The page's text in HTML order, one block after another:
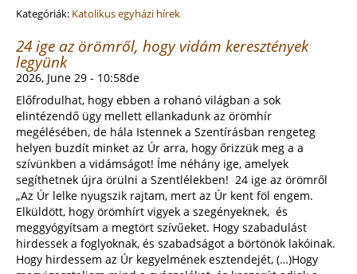
Kategóriák: Katolikus egyházi hírek
24 ige az örömről, hogy vidám keresztények
legyünk
2026, June 29 - 10:58de
Előfrodulhat, hogy ebben a rohanó világban a sok
elintézendő ügy mellett ellankadunk az örömhír
megélésében, de hála Istennek a Szentírásban rengeteg
helyen buzdít minket az Úr arra, hogy őrizzük meg a a
szívünkben a vidámságot! Íme néhány ige, amelyek
segíthetnek újra örülni a Szentlélekben! 24 ige az örömről
„Az Úr lelke nyugszik rajtam, mert az Úr kent föl engem.
Elküldött, hogy örömhírt vigyek a szegényeknek, és
meggyógyítsam a megtört szívűeket. Hogy szabadulást
hirdessek a foglyoknak, és szabadságot a börtönök lakóinak.
Hogy hirdessem az Úr kegyelmének esztendejét, (…)Hogy